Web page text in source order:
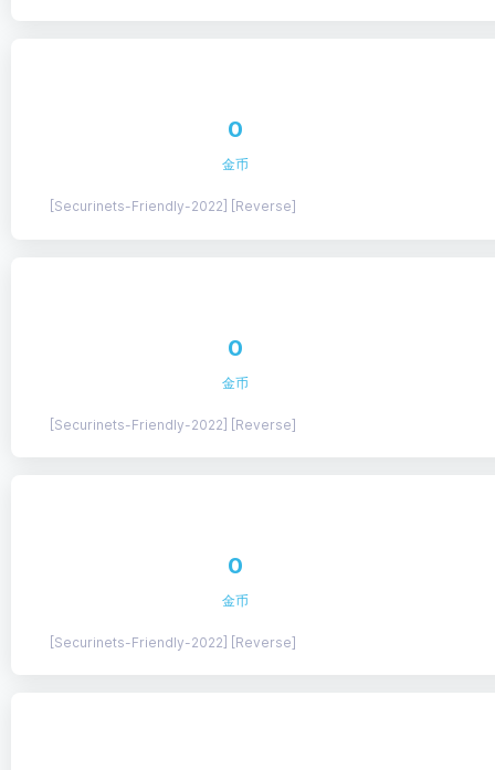
0
金币
[Securinets-Friendly-2022] [Reverse]
0
金币
[Securinets-Friendly-2022] [Reverse]
0
金币
[Securinets-Friendly-2022] [Reverse]